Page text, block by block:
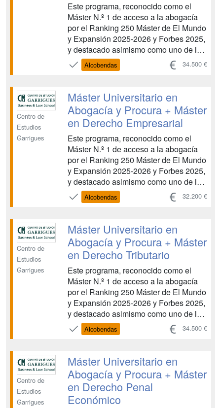
Este programa, reconocido como el
Máster N.º 1 de acceso a la abogacía
por el Ranking 250 Máster de El Mundo
y Expansión 2025-2026 y Forbes 2025,
y destacado asimismo como uno de los
mejores másteres en derecho
internacional por la Guía de Másteres
titulación académica para acceder a la
profesión de la abogacía...
Alcobendas 34.500 €
Centro de
Estudios
Garrigues
Máster Universitario en
Abogacía y Procura + Máster
en Derecho Empresarial
Este programa, reconocido como el
Máster N.º 1 de acceso a la abogacía
por el Ranking 250 Máster de El Mundo
y Expansión 2025-2026 y Forbes 2025,
y destacado asimismo como uno de los
mejores másteres en derecho
internacional por la Guía de Másteres
oportunidad de obtener una doble
titulación académica para acc...
Alcobendas 32.200 €
Centro de
Estudios
Garrigues
Máster Universitario en
Abogacía y Procura + Máster
en Derecho Tributario
Este programa, reconocido como el
Máster N.º 1 de acceso a la abogacía
por el Ranking 250 Máster de El Mundo
y Expansión 2025-2026 y Forbes 2025,
y destacado asimismo como uno de los
mejores másteres en derecho
internacional por la Guía de Másteres
oportunidad de obtener una doble
titulación académica para acc...
Alcobendas 34.500 €
Centro de
Estudios
Garrigues
Máster Universitario en
Abogacía y Procura + Máster
en Derecho Penal
Económico